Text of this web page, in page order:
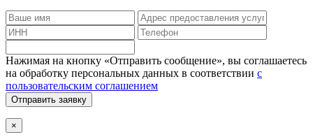
Нажимая на кнопку «Отправить сообщение», вы соглашаетесь
на обработку персональных данных в соответствии с
пользовательским соглашением
Отправить заявку
×